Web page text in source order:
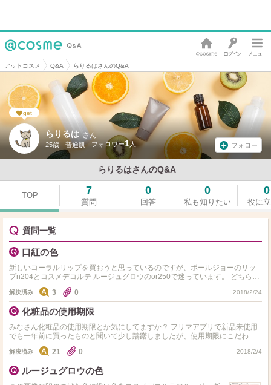
アットコスメ Q&A らりるはさんのQ&A
らりるは さん
25歳 普通肌 1 フォロー
らりるはさんのQ&A
get
TOP 7
質問
0
回答
0
私も知りたい
0
役に
質問一覧
口紅の色
新しいコーラルリップを買おうと思っているのですが、ポールジョーのリッ
プn204とコスメデコルテ ルージュグロウのor250で迷っています。 どちらの
方がいいか理由と一緒に教えてくれると有り難いで…
解決済み 3 0 2018/2/24
化粧品の使用期限
みなさん化粧品の使用期限とか気にしてますか？ フリマアプリで新品未使用
でも一年前に買ったものと聞いて少し躊躇しましたが、使用期限にこだわっ
て半年経ったら残ってても変える人とかいるのかなと思ったの…
解決済み 21 0 2018/2/4
ルージュグロウの色